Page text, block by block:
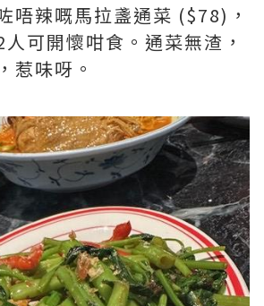
唔辣嘅馬拉盞通菜 ($78)，
可開懷咁食。通菜無渣，
惹味呀。